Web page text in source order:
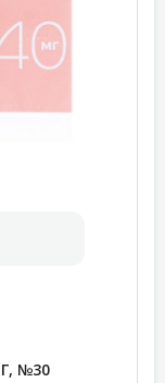
№30